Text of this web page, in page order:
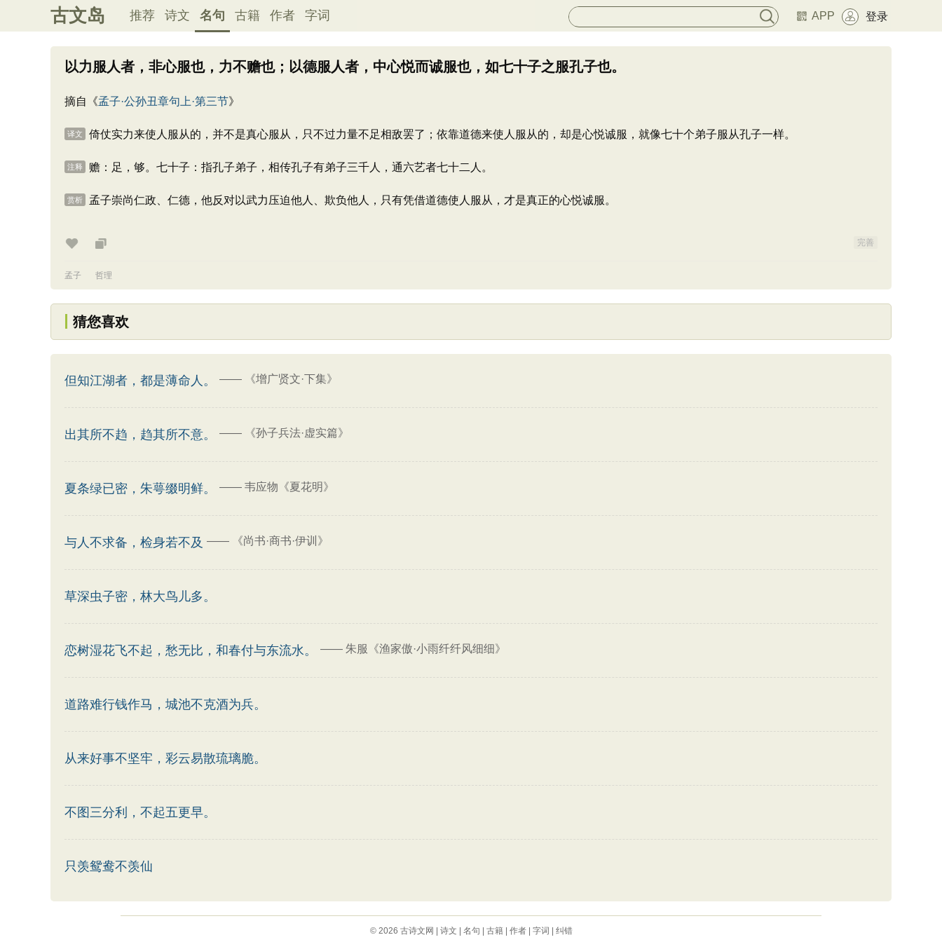
古文岛 推荐 诗文 名句 古籍 作者 字词 APP 登录
以力服人者，非心服也，力不赡也；以德服人者，中心悦而诚服也，如七十子之服孔子也。
摘自《孟子·公孙丑章句上·第三节》
译文 倚仗实力来使人服从的，并不是真心服从，只不过力量不足相敌罢了；依靠道德来使人服从的，却是心悦诚服，就像七十个弟子服从孔子一样。
注释 赡：足，够。七十子：指孔子弟子，相传孔子有弟子三千人，通六艺者七十二人。
赏析 孟子崇尚仁政、仁德，他反对以武力压迫他人、欺负他人，只有凭借道德使人服从，才是真正的心悦诚服。
完善
孟子 哲理
猜您喜欢
但知江湖者，都是薄命人。 —— 《增广贤文·下集》
出其所不趋，趋其所不意。 —— 《孙子兵法·虚实篇》
夏条绿已密，朱萼缀明鲜。 —— 韦应物《夏花明》
与人不求备，检身若不及 —— 《尚书·商书·伊训》
草深虫子密，林大鸟儿多。
恋树湿花飞不起，愁无比，和春付与东流水。 —— 朱服《渔家傲·小雨纤纤风细细》
道路难行钱作马，城池不克酒为兵。
从来好事不坚牢，彩云易散琉璃脆。
不图三分利，不起五更早。
只羡鸳鸯不羡仙
© 2026 古诗文网 诗文 名句 古籍| 作者| 字词 纠错